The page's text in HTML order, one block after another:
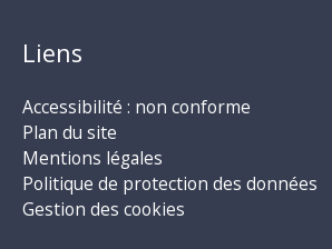
Liens
Accessibilité : non conforme
Plan du site
Mentions légales
Politique de protection des données
Gestion des cookies